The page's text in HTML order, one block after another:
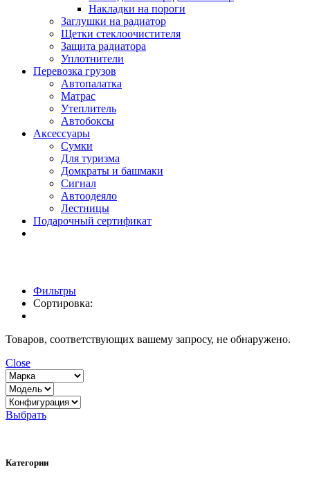
Накладки на пороги
Заглушки на радиатор
Щетки стеклоочистителя
Защита радиатора
Уплотнители
Перевозка грузов
Автопалатка
Матрас
Утеплитель
Автобоксы
Аксессуары
Сумки
Для туризма
Домкраты и башмаки
Сигнал
Автоодеяло
Лестницы
Подарочный сертификат
Фильтры
Сортировка:
Товаров, соответствующих вашему запросу, не обнаружено.
Close
Выбрать
Категории